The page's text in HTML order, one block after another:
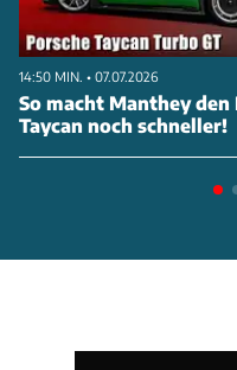
14:50 MIN. • 07.07.2026
So macht Manthey den
Taycan noch schneller!